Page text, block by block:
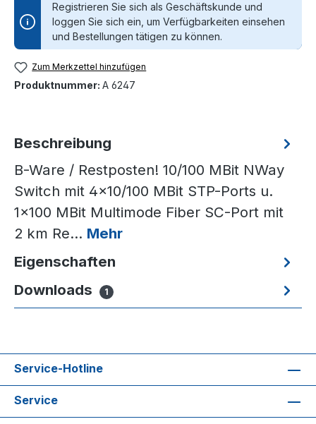
Registrieren Sie sich als Geschäftskunde und
loggen Sie sich ein, um Verfügbarkeiten einsehen
und Bestellungen tätigen zu können.
Zum Merkzettel hinzufügen
Produktnummer: A 6247
Beschreibung
B-Ware / Restposten! 10/100 MBit NWay
Switch mit 4x10/100 MBit STP-Ports u.
1x100 MBit Multimode Fiber SC-Port mit
2 km Re… Mehr
Eigenschaften
Downloads
1
Service-Hotline
Service